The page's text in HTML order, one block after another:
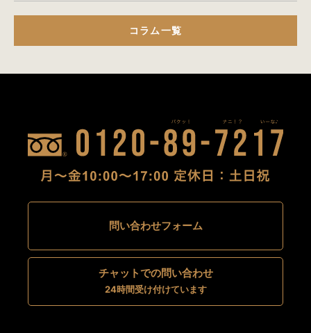
コラム一覧
問い合わせフォーム
チャットでの問い合わせ
24時間受け付けています